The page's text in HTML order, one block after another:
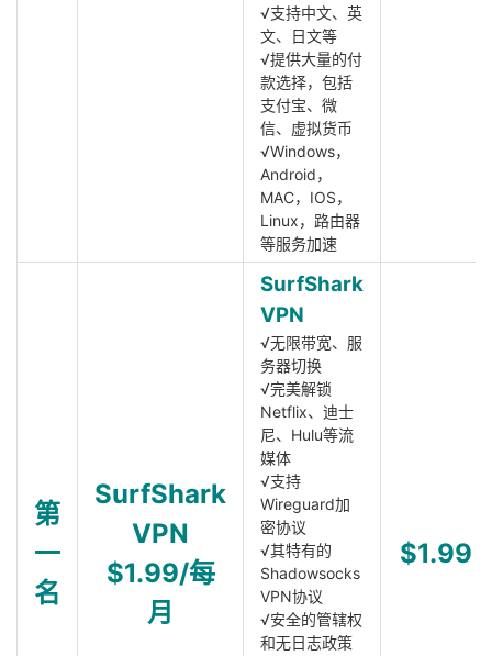
√支持中文、英
文、日文等
√提供大量的付
款选择，包括
支付宝、微
信、虚拟货币
√Windows，
Android，
MAC，IOS，
Linux，路由器
等服务加速
第
一
名
SurfShark
VPN
$1.99/每
月
SurfShark
VPN
√无限带宽、服
务器切换
√完美解锁
Netflix、迪士
尼、Hulu等流
媒体
√支持
Wireguard加
密协议
√其特有的
Shadowsocks
VPN协议
√安全的管辖权
和无日志政策
$1.99